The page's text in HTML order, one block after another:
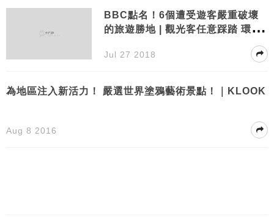
BBC點名！6個遭受遊客嚴重破壞
的旅遊勝地 | 觀光客任意踩踏 環境
Jul 27 2018
為地區注入新活力！ 嚴選世界塗鴉藝術景點！｜KLOOK
Aug 8 2016